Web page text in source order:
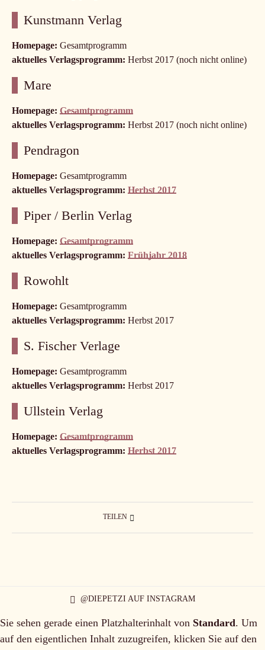
Kunstmann Verlag
Homepage: Gesamtprogramm
aktuelles Verlagsprogramm: Herbst 2017 (noch nicht online)
Mare
Homepage: Gesamtprogramm
aktuelles Verlagsprogramm: Herbst 2017 (noch nicht online)
Pendragon
Homepage: Gesamtprogramm
aktuelles Verlagsprogramm: Herbst 2017
Piper / Berlin Verlag
Homepage: Gesamtprogramm
aktuelles Verlagsprogramm: Frühjahr 2018
Rowohlt
Homepage: Gesamtprogramm
aktuelles Verlagsprogramm: Herbst 2017
S. Fischer Verlage
Homepage: Gesamtprogramm
aktuelles Verlagsprogramm: Herbst 2017
Ullstein Verlag
Homepage: Gesamtprogramm
aktuelles Verlagsprogramm: Herbst 2017
TEILEN
@DIEPETZI AUF INSTAGRAM
Sie sehen gerade einen Platzhalterinhalt von Standard. Um
auf den eigentlichen Inhalt zuzugreifen, klicken Sie auf den